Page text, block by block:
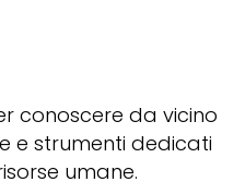
conoscere da vicino
e strumenti dedicati
umane.